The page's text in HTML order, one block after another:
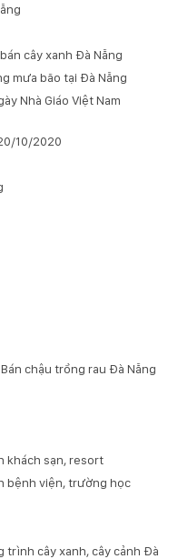
cây xanh Đà Nẵng
mưa bão tại Đà Nẵng
Nhà Giáo Việt Nam
10/2020
chậu trồng rau Đà Nẵng
khách sạn, resort
bệnh viện, trường học
trình cây xanh, cây cảnh Đà